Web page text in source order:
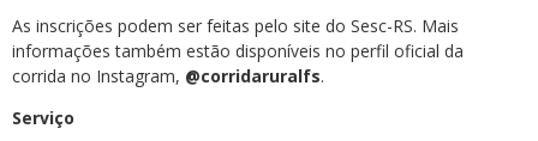
As inscrições podem ser feitas pelo site do Sesc-RS. Mais
informações também estão disponíveis no perfil oficial da
corrida no Instagram, @corridaruralfs.
Serviço